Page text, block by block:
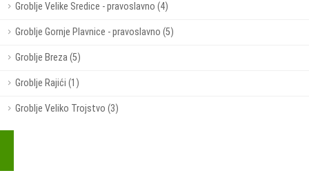
Groblje Velike Sredice - pravoslavno (4)
Groblje Gornje Plavnice - pravoslavno (5)
Groblje Breza (5)
Groblje Rajići (1)
Groblje Veliko Trojstvo (3)